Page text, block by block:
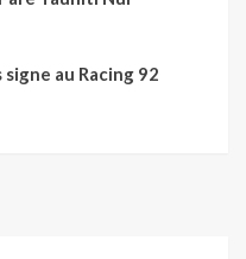
au Racing 92